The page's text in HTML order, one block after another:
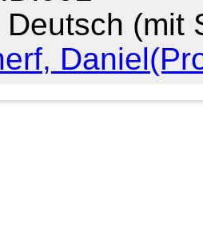
Deutsch (mit